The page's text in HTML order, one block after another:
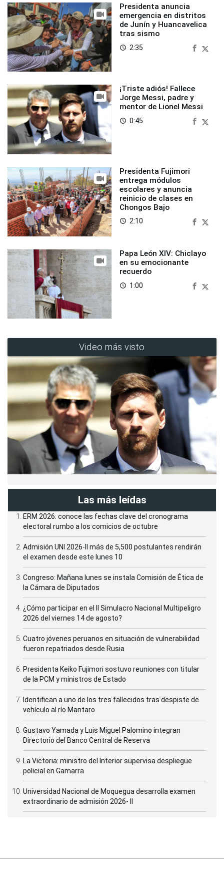
Presidenta anuncia
emergencia en distritos
de Junín y Huancavelica
tras sismo
access_time 2:35
¡Triste adiós! Fallece
Jorge Messi, padre y
mentor de Lionel Messi
access_time 0:45
Presidenta Fujimori
entrega módulos
escolares y anuncia
reinicio de clases en
Chongos Bajo
access_time 2:10
Papa León XIV: Chiclayo
en su emocionante
recuerdo
access_time 1:00
Video más visto
Las más leídas
ERM 2026: conoce las fechas clave del cronograma
electoral rumbo a los comicios de octubre
Admisión UNI 2026-II más de 5,500 postulantes rendirán
el examen desde este lunes 10
Congreso: Mañana lunes se instala Comisión de Ética de
la Cámara de Diputados
¿Cómo participar en el II Simulacro Nacional Multipeligro
2026 del viernes 14 de agosto?
Cuatro jóvenes peruanos en situación de vulnerabilidad
fueron repatriados desde Rusia
Presidenta Keiko Fujimori sostuvo reuniones con titular
de la PCM y ministros de Estado
Identifican a uno de los tres fallecidos tras despiste de
vehículo al río Mantaro
Gustavo Yamada y Luis Miguel Palomino integran
Directorio del Banco Central de Reserva
La Victoria: ministro del Interior supervisa despliegue
policial en Gamarra
Universidad Nacional de Moquegua desarrolla examen
extraordinario de admisión 2026- II